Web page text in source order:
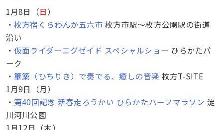
(12/14)UVレジンで飾ろう クリスマスチャームin樟葉
(12/14)Clay小物＆アクセサリー リボンチェーンキーホ
ルダーin樟葉(12/14)はじめてのメディカルアロマテラ
ピー♪〜感染症の季節の自然療法(12/16)第29回 3B体
操でほかほか元気（12/21）La Tilleulの焼き菓子教室
シュトーレン風パウンドケーキ編（12/21）しのぶ先生
の親子ヨガ Let’s bodymind training!(12/22）マタニ
ティママランチ会 inソライロ・ピクニックカフェ
（12/26）しのぶ先生の親子ヨガ Let’s bodymind
training!(1/12）しのぶ先生の みんなdeセラピー
1月8日（日）
・ 枚方宿くらわんか五六市 枚方市駅〜枚方公園駅の街道
沿い
・ 仮面ライダーエグゼイド スペシャルショー ひらかたパ
ーク
・ 篳篥（ひちりき）で奏でる、癒しの音楽 枚方T-SITE
1月9日（月）
・ 第40回記念 新春走ろうかい ひらかたハーフマラソン 淀
川河川公園
1月12日（木）